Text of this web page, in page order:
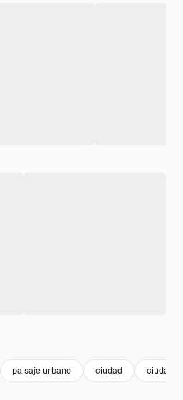
paisaje urbano ciudad ciudades